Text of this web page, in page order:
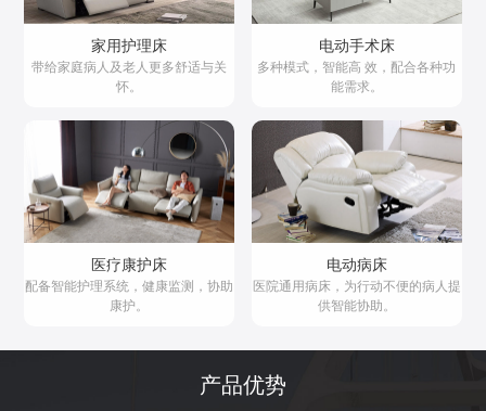
家用护理床
带给家庭病人及老人更多舒适与关
怀。
电动手术床
多种模式，智能高 效，配合各种功
能需求。
医疗康护床
配备智能护理系统，健康监测，协助
康护。
电动病床
医院通用病床，为行动不便的病人提
供智能协助。
产品优势